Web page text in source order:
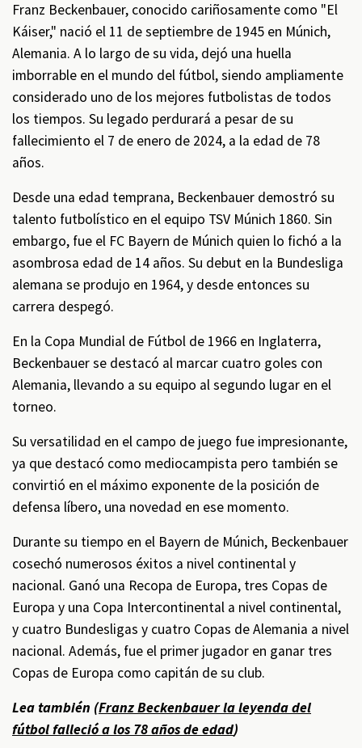
Franz Beckenbauer, conocido cariñosamente como "El
Káiser," nació el 11 de septiembre de 1945 en Múnich,
Alemania. A lo largo de su vida, dejó una huella
imborrable en el mundo del fútbol, siendo ampliamente
considerado uno de los mejores futbolistas de todos
los tiempos. Su legado perdurará a pesar de su
fallecimiento el 7 de enero de 2024, a la edad de 78
años.
Desde una edad temprana, Beckenbauer demostró su
talento futbolístico en el equipo TSV Múnich 1860. Sin
embargo, fue el FC Bayern de Múnich quien lo fichó a la
asombrosa edad de 14 años. Su debut en la Bundesliga
alemana se produjo en 1964, y desde entonces su
carrera despegó.
En la Copa Mundial de Fútbol de 1966 en Inglaterra,
Beckenbauer se destacó al marcar cuatro goles con
Alemania, llevando a su equipo al segundo lugar en el
torneo.
Su versatilidad en el campo de juego fue impresionante,
ya que destacó como mediocampista pero también se
convirtió en el máximo exponente de la posición de
defensa líbero, una novedad en ese momento.
Durante su tiempo en el Bayern de Múnich, Beckenbauer
cosechó numerosos éxitos a nivel continental y
nacional. Ganó una Recopa de Europa, tres Copas de
Europa y una Copa Intercontinental a nivel continental,
y cuatro Bundesligas y cuatro Copas de Alemania a nivel
nacional. Además, fue el primer jugador en ganar tres
Copas de Europa como capitán de su club.
Lea también (Franz Beckenbauer la leyenda del
fútbol falleció a los 78 años de edad)